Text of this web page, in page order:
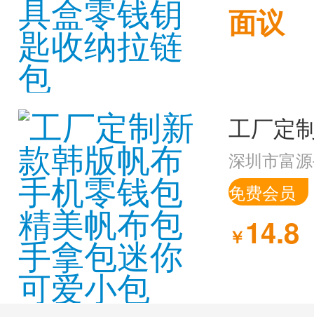
面议
深圳市富
免费会员
￥14.8